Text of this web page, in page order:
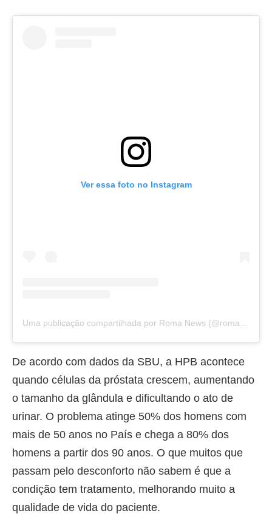
Ver essa foto no Instagram
De acordo com dados da SBU, a HPB acontece
quando células da próstata crescem, aumentando
o tamanho da glândula e dificultando o ato de
urinar. O problema atinge 50% dos homens com
mais de 50 anos no País e chega a 80% dos
homens a partir dos 90 anos. O que muitos que
passam pelo desconforto não sabem é que a
condição tem tratamento, melhorando muito a
qualidade de vida do paciente.